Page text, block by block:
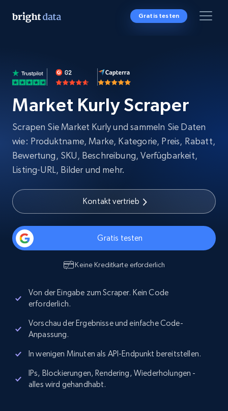
Gratis testen
Market Kurly Scraper
Scrapen Sie Market Kurly und sammeln Sie Daten
wie: Produktname, Marke, Kategorie, Preis, Rabatt,
Bewertung, SKU, Beschreibung, Verfügbarkeit,
Listing-URL, Bilder und mehr.
Kontakt vertrieb
Gratis testen
Keine Kreditkarte erforderlich
Von der Eingabe zum Scraper. Kein Code
erforderlich.
Vorschau der Ergebnisse und einfache Code-
Anpassung.
In wenigen Minuten als API-Endpunkt bereitstellen.
IPs, Blockierungen, Rendering, Wiederholungen -
alles wird gehandhabt.